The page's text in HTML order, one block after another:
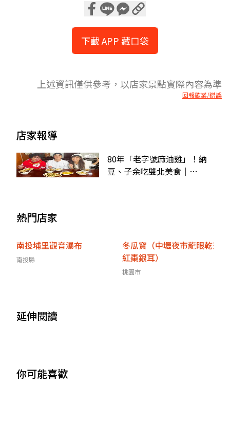
下載 APP 藏口袋
上述資訊僅供參考，以店家景點實際內容為準
回報歇業/錯誤
店家報導
80年「老字號麻油雞」！納
豆、子余吃雙北美食｜
熱門店家
南投埔里觀音瀑布
南投縣
冬瓜寶（中壢夜市龍眼乾茶
紅棗銀耳）
桃園市
延伸閱讀
你可能喜歡